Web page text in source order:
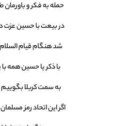
حمله به فکر و باورمان
در بیعت با حسین عزت
شد هنگام قیام
با ذکر یا حسین همه
به سمت کربلا بگوییم
اگر این اتحاد رمز